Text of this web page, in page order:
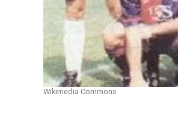
Wikimedia Commons